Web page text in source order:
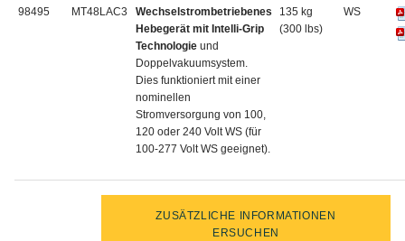
98495 MT48LAC3
Wechselstrombetriebenes
Hebegerät mit Intelli-Grip
Technologie und
Doppelvakuumsystem.
Dies funktioniert mit einer
nominellen
Stromversorgung von 100,
120 oder 240 Volt WS (für
100-277 Volt WS geeignet).
135 kg
(300 lbs)
WS
ZUSÄTZLICHE INFORMATIONEN
ERSUCHEN